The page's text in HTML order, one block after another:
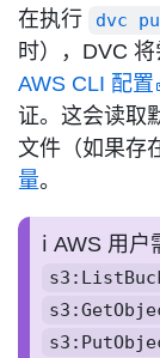
在执行 dvc
时），DVC
AWS CLI 配置
证。这会读取
文件（如果存
量。
AWS 用户